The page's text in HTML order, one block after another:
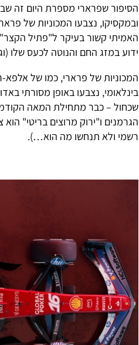
ובמקסיקו, נצבעו המכוניות של
האמיתי קשור בעיקר ל"פתיל
ידוע במזג החם והנוטה לכעס שלו
המכוניות של פרארי, כמו של
בינלאומי, נצבעו באופן מסורתי
שכחול – כבר מתחילת המאה
הגרמנים ו"ירוק מרוצים בריטי"
רשמי ולא תנחשו מה הוא…).